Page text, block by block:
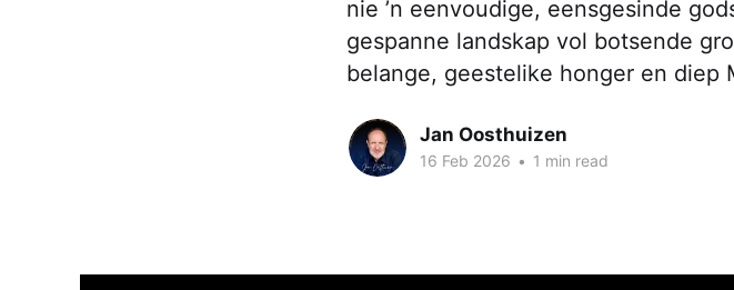
nie ’n eenvoudige, eensgesinde
gespanne landskap vol botsende
belange, geestelike honger en diep
Jan Oosthuizen
16 Feb 2026 • 1 min read